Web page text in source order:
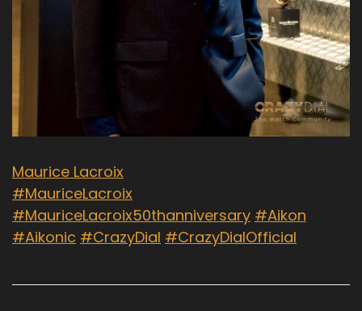
Maurice Lacroix
#MauriceLacroix
#MauriceLacroix50thanniversary #Aikon
#Aikonic #CrazyDial #CrazyDialOfficial